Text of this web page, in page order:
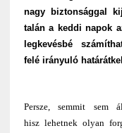
nagy biztonsággal
talán a keddi napok
legkevésbé
felé irányuló
Persze, semmit sem
hisz lehetnek olyan